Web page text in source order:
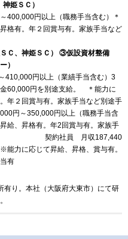
姫ＳＣ）
円以上（職務手当含む）＊
格有。年２回賞与有。家族手当など
Ｃ、神姫ＳＣ） ③仮設資材整備
）
円以上（業績手当含む）3
60,000円を別途支給。 ＊能力に
年２回賞与有。家族手当など別途手
円～350,000円以上（職務手当含
給、昇格有。年2回賞与有。家族手
有。 契約社員 月収187,440
能力に応じて昇給、昇格、賞与有。
有
有り。本社（大阪府大東市）にて研